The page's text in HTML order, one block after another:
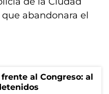
abandonara el
al Congreso: al